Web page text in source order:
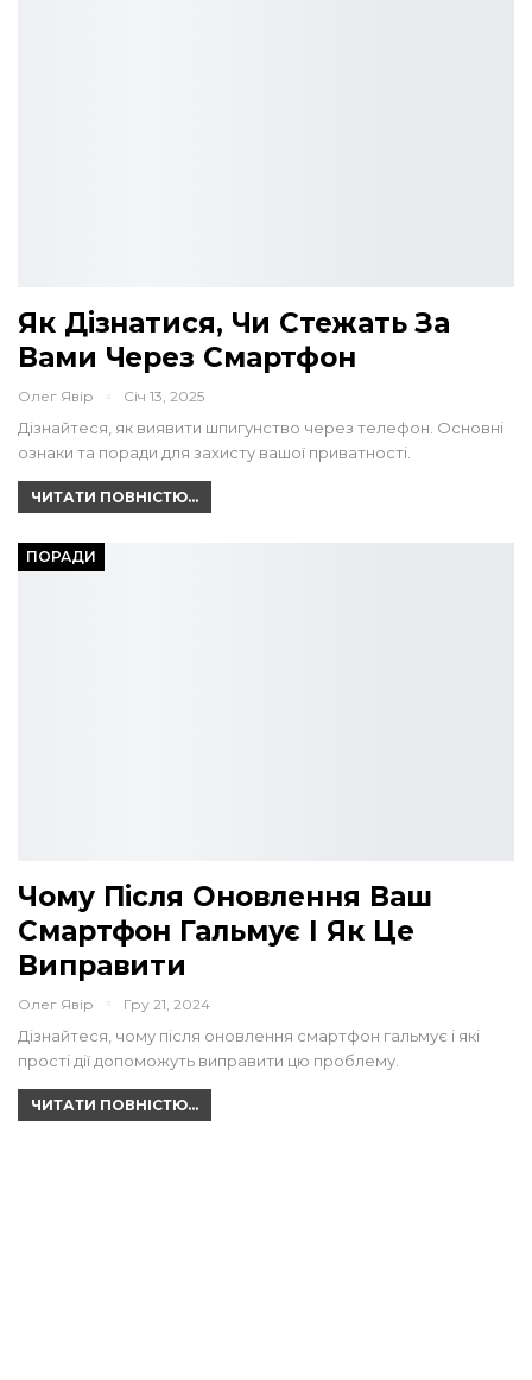
Як Дізнатися, Чи Стежать За
Вами Через Смартфон
Олег Явір Січ 13, 2025
Дізнайтеся, як виявити шпигунство через телефон. Основні
ознаки та поради для захисту вашої приватності.
ЧИТАТИ ПОВНІСТЮ...
ПОРАДИ
Чому Після Оновлення Ваш
Смартфон Гальмує І Як Це
Виправити
Олег Явір Гру 21, 2024
Дізнайтеся, чому після оновлення смартфон гальмує і які
прості дії допоможуть виправити цю проблему.
ЧИТАТИ ПОВНІСТЮ...